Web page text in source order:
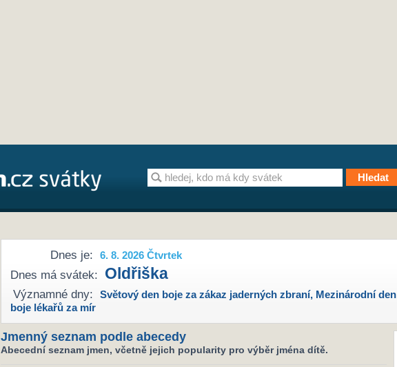
Dnes je: 6. 8. 2026 Čtvrtek
Dnes má svátek: Oldřiška
Významné dny: Světový den boje za zákaz jaderných zbraní, Mezinárodní den
boje lékařů za mír
Jmenný seznam podle abecedy
Abecední seznam jmen, včetně jejich popularity pro výběr jména dítě.